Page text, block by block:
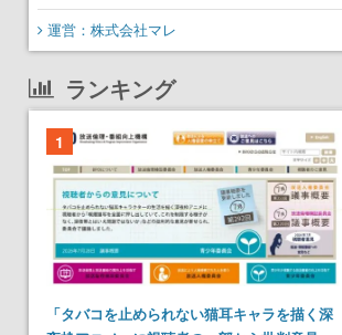
運営：株式会社マレ
ランキング
1
「タバコを止められない猫耳キャラを描く深